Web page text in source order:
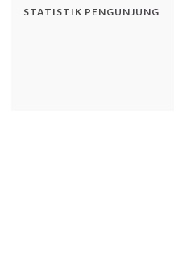
STATISTIK PENGUNJUNG